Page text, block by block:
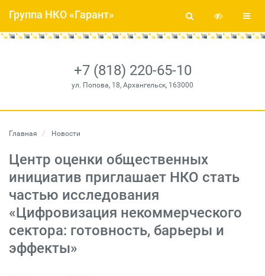
+7 (818) 220-65-10
ул. Попова, 18, Архангельск, 163000
Группа НКО «Гарант»
Главная Новости
Центр оценки общественных
инициатив приглашает НКО стать
частью исследования
«Цифровизация некоммерческого
сектора: готовность, барьеры и
эффекты»